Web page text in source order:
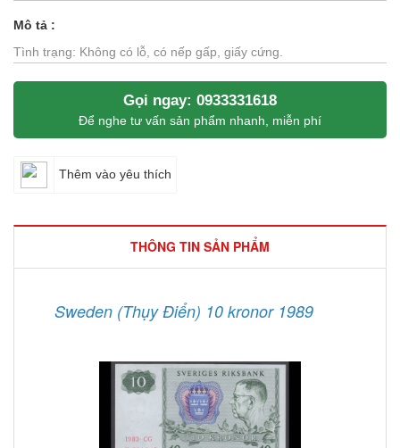
Mô tả :
Tình trạng: Không có lỗ, có nếp gấp, giấy cứng.
Gọi ngay: 0933331618
Để nghe tư vấn sản phẩm nhanh, miễn phí
Thêm vào yêu thích
THÔNG TIN SẢN PHẨM
Sweden (Thụy Điển) 10 kronor 1989